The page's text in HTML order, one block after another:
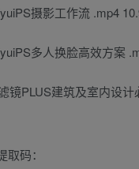
摄影工作流 .mp4
多人换脸高效方案
镜PLUS建筑及室内设计
码：